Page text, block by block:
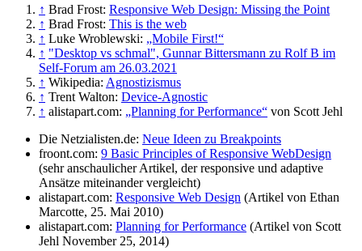
↑ Brad Frost: Responsive Web Design: Missing the Point
↑ Brad Frost: This is the web
↑ Luke Wroblewski: „Mobile First!“
↑ "Desktop vs schmal", Gunnar Bittersmann zu Rolf B im
Self-Forum am 26.03.2021
↑ Wikipedia: Agnostizismus
↑ Trent Walton: Device-Agnostic
↑ alistapart.com: „Planning for Performance“ von Scott Jehl
Die Netzialisten.de: Neue Ideen zu Breakpoints
froont.com: 9 Basic Principles of Responsive WebDesign
(sehr anschaulicher Artikel, der responsive und adaptive
Ansätze miteinander vergleicht)
alistapart.com: Responsive Web Design (Artikel von Ethan
Marcotte, 25. Mai 2010)
alistapart.com: Planning for Performance (Artikel von Scott
Jehl November 25, 2014)